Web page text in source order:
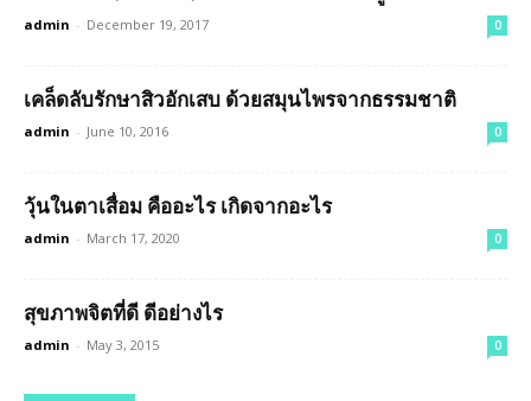
admin - December 19, 2017 0
เคล็ดลับรักษาสิวอักเสบ ด้วยสมุนไพรจากธรรมชาติ
admin - June 10, 2016 0
วุ้นในตาเสื่อม คืออะไร เกิดจากอะไร
admin - March 17, 2020 0
สุขภาพจิตที่ดี ดีอย่างไร
admin - May 3, 2015 0